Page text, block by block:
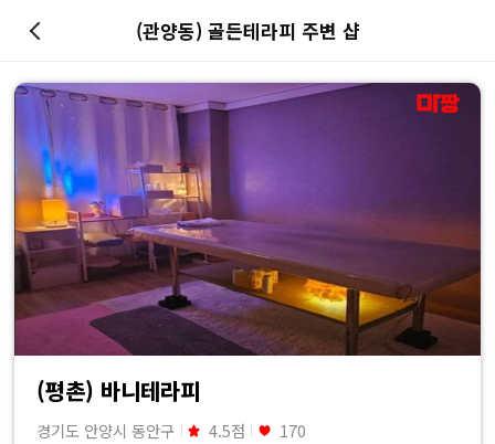
마
사
지
최
저
가
예
(관양동) 골든테라피 주변 샵
(평촌) 바니테라피
경기도 안양시 동안구 4.5점 170